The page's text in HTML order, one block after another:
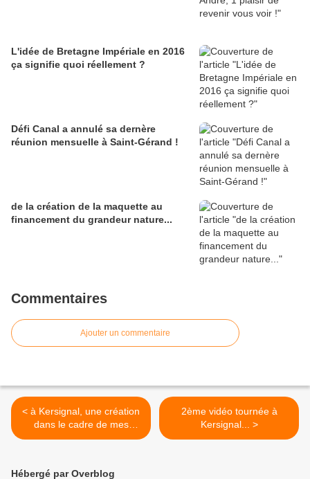
L'idée de Bretagne Impériale en 2016
ça signifie quoi réellement ?
Défi Canal a annulé sa dernère
réunion mensuelle à Saint-Gérand !
de la création de la maquette au
financement du grandeur nature...
Commentaires
Ajouter un commentaire
< à Kersignal, une création
dans le cadre de mes
sculptures vertes...
2ème vidéo tournée à
Kersignal... >
Hébergé par Overblog